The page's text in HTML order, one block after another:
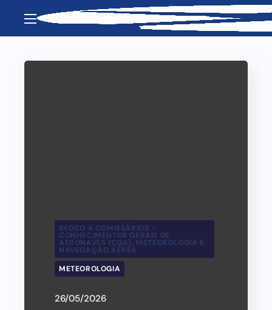
BLOCO 4 COMISSÁRIOS -
CONHECIMENTOS GERAIS DE
AERONAVES (CGA), METEOROLOGIA E
NAVEGAÇÃO AÉREA
METEOROLOGIA
26/05/2026